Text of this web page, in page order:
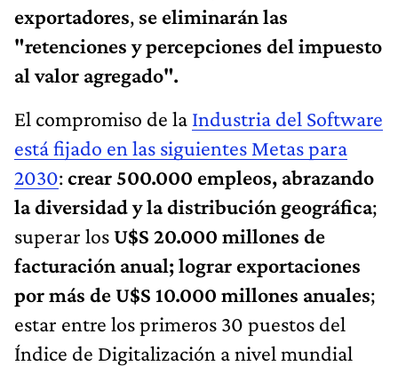
exportadores, se eliminarán las
"retenciones y percepciones del impuesto
al valor agregado".
El compromiso de la Industria del Software
está fijado en las siguientes Metas para
2030:crear 500.000 empleos, abrazando
la diversidad y la distribución geográfica;
superar losU$S 20.000 millones de
facturación anual; lograr exportaciones
por más de U$S 10.000 millones anuales;
estar entre los primeros 30 puestos del
Índice de Digitalización a nivel mundial